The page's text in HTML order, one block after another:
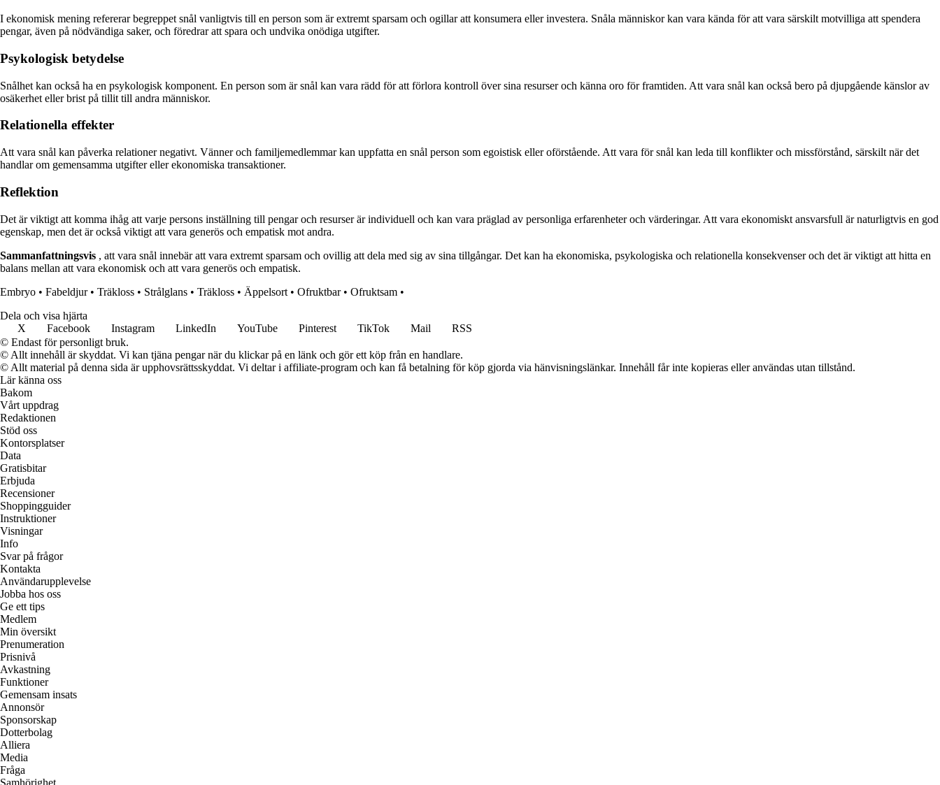
I ekonomisk mening refererar begreppet snål vanligtvis till en person som är extremt sparsam och ogillar att konsumera eller investera. Snåla människor kan vara kända för att vara särskilt motvilliga att spendera
pengar, även på nödvändiga saker, och föredrar att spara och undvika onödiga utgifter.
Psykologisk betydelse
Snålhet kan också ha en psykologisk komponent. En person som är snål kan vara rädd för att förlora kontroll över sina resurser och känna oro för framtiden. Att vara snål kan också bero på djupgående känslor av
osäkerhet eller brist på tillit till andra människor.
Relationella effekter
Att vara snål kan påverka relationer negativt. Vänner och familjemedlemmar kan uppfatta en snål person som egoistisk eller oförstående. Att vara för snål kan leda till konflikter och missförstånd, särskilt när det
handlar om gemensamma utgifter eller ekonomiska transaktioner.
Reflektion
Det är viktigt att komma ihåg att varje persons inställning till pengar och resurser är individuell och kan vara präglad av personliga erfarenheter och värderingar. Att vara ekonomiskt ansvarsfull är naturligtvis en god
egenskap, men det är också viktigt att vara generös och empatisk mot andra.
Sammanfattningsvis , att vara snål innebär att vara extremt sparsam och ovillig att dela med sig av sina tillgångar. Det kan ha ekonomiska, psykologiska och relationella konsekvenser och det är viktigt att hitta en
balans mellan att vara ekonomisk och att vara generös och empatisk.
Embryo • Fabeldjur• Träkloss • Strålglans • Träkloss • Äppelsort • Ofruktbar• Ofruktsam •
Dela och visa hjärta
X
Facebook Instagram LinkedIn YouTube Pinterest TikTok Mail
RSS
© Endast för personligt bruk.
© Allt innehåll är skyddat. Vi kan tjäna pengar när du klickar på en länk och gör ett köp från en handlare.
© Allt material på denna sida är upphovsrättsskyddat. Vi deltar i affiliate-program och kan få betalning för köp gjorda via hänvisningslänkar. Innehåll får inte kopieras eller användas utan tillstånd.
Lär känna oss
Bakom
Vårt uppdrag
Redaktionen
Stöd oss
Kontorsplatser
Data
Gratisbitar
Erbjuda
Recensioner
Shoppingguider
Instruktioner
Visningar
Info
Svar på frågor
Kontakta
Användarupplevelse
Jobba hos oss
Ge ett tips
Medlem
Min översikt
Prenumeration
Prisnivå
Avkastning
Funktioner
Gemensam insats
Annonsör
Sponsorskap
Dotterbolag
Alliera
Media
Fråga
Samhörighet